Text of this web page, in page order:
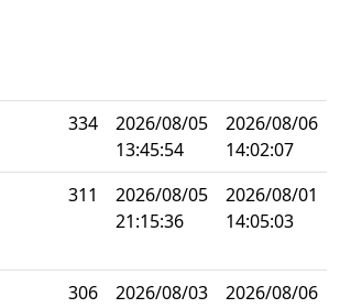
334
2026/08/05
13:45:54
2026/08/06
14:02:07
311
2026/08/05
21:15:36
2026/08/01
14:05:03
306
2026/08/03
2026/08/06